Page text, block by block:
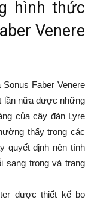
hình thức
Venere
Faber Venere
lần nữa được những
của cây đàn Lyre
thấy trong các
quyết định nên tính
sang trọng và trang
được thiết kế bo